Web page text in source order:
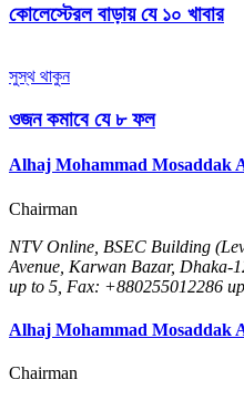
কোলেস্টেরল বাড়ায় যে ১০ খাবার
সুস্থ থাকুন
ওজন কমাবে যে ৮ ফল
Alhaj Mohammad Mosaddak
Chairman
NTV Online, BSEC Building
Avenue, Karwan Bazar, Dhaka-
up to 5, Fax: +880255012286
Alhaj Mohammad Mosaddak
Chairman